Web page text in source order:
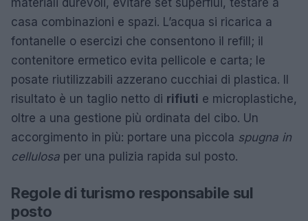
materiali durevoli, evitare set superflui, testare a
casa combinazioni e spazi. L’acqua si ricarica a
fontanelle o esercizi che consentono il refill; il
contenitore ermetico evita pellicole e carta; le
posate riutilizzabili azzerano cucchiai di plastica. Il
risultato è un taglio netto di rifiuti e microplastiche,
oltre a una gestione più ordinata del cibo. Un
accorgimento in più: portare una piccola spugna in
cellulosa per una pulizia rapida sul posto.
Regole di turismo responsabile sul
posto